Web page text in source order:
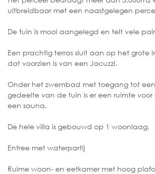
uitbreidbaar met een naastgelegen
De tuin is mooi aangelegd en telt vele
Een prachtig terras sluit aan op het grote
dat voorzien is van een Jacuzzi.
Onder het zwembad met toegang tot
gedeelte van de tuin is er een ruimte
een sauna.
De hele villa is gebouwd op 1 woonlaag.
Entree met waterpartij
Ruime woon- en eetkamer met hoog